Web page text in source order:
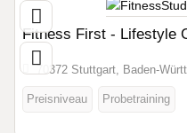
Fitness First - Lifestyle
70372 Stuttgart, Baden-
Preisniveau Probetraining